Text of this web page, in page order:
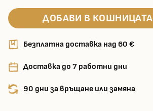
ДОБАВИ В КОШНИЦАТА
Безплатна доставка над 60 €
Доставка до 7 работни дни
90 дни за връщане или замяна